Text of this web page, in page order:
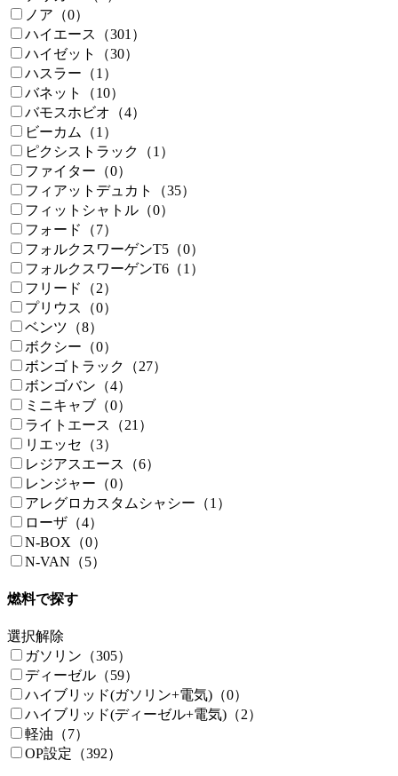
ノア（0）
ハイエース（301）
ハイゼット（30）
ハスラー（1）
バネット（10）
バモスホビオ（4）
ビーカム（1）
ピクシストラック（1）
ファイター（0）
フィアットデュカト（35）
フィットシャトル（0）
フォード（7）
フォルクスワーゲンT5（0）
フォルクスワーゲンT6（1）
フリード（2）
プリウス（0）
ベンツ（8）
ボクシー（0）
ボンゴトラック（27）
ボンゴバン（4）
ミニキャブ（0）
ライトエース（21）
リエッセ（3）
レジアスエース（6）
レンジャー（0）
アレグロカスタムシャシー（1）
ローザ（4）
N-BOX（0）
N-VAN（5）
燃料で探す
選択解除
ガソリン（305）
ディーゼル（59）
ハイブリッド(ガソリン+電気)（0）
ハイブリッド(ディーゼル+電気)（2）
軽油（7）
OP設定（392）